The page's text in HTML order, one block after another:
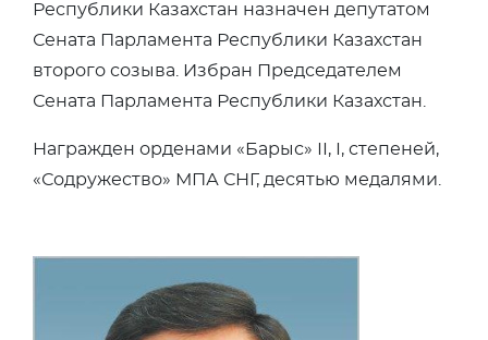
Республики Казахстан назначен депутатом
Сената Парламента Республики Казахстан
второго созыва. Избран Председателем
Сената Парламента Республики Казахстан.
Награжден орденами «Барыс» ІІ, І, степеней,
«Содружество» МПА СНГ, десятью медалями.